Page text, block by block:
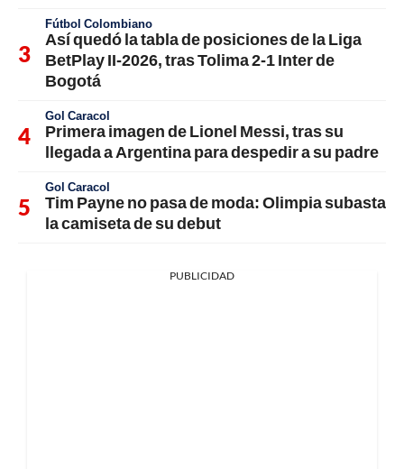
Fútbol Colombiano
Así quedó la tabla de posiciones de la Liga
BetPlay II-2026, tras Tolima 2-1 Inter de
Bogotá
Gol Caracol
Primera imagen de Lionel Messi, tras su
llegada a Argentina para despedir a su padre
Gol Caracol
Tim Payne no pasa de moda: Olimpia subasta
la camiseta de su debut
PUBLICIDAD